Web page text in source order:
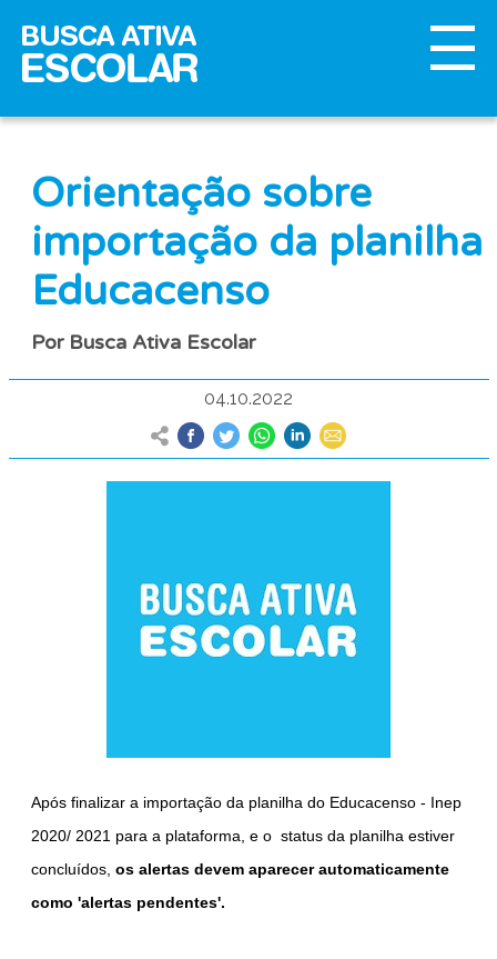
Orientação sobre
importação da planilha
Educacenso
Por Busca Ativa Escolar
04.10.2022
Após finalizar a importação da planilha do Educacenso - Inep
2020/ 2021 para a plataforma, e o status da planilha estiver
concluídos, os alertas devem aparecer automaticamente
como 'alertas pendentes'.